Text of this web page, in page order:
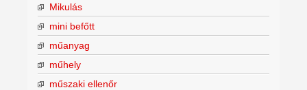
Mikulás
mini befőtt
műanyag
műhely
műszaki ellenőr